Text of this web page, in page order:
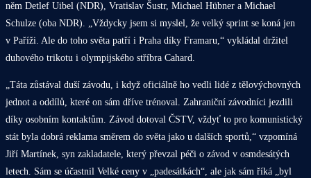
něm Detlef Uibel (NDR), Vratislav Šustr, Michael Hübner a Michael
Schulze (oba NDR). „Vždycky jsem si myslel, že velký sprint se koná jen
v Paříži. Ale do toho světa patří i Praha díky Framaru,“ vykládal držitel
duhového trikotu i olympijského stříbra Cahard.
„Táta zůstával duší závodu, i když oficiálně ho vedli lidé z tělovýchovných
jednot a oddílů, které on sám dříve trénoval. Zahraniční závodníci jezdili
díky osobním kontaktům. Závod dotoval ČSTV, vždyť to pro komunistický
stát byla dobrá reklama směrem do světa jako u dalších sportů,“ vzpomíná
Jiří Martínek, syn zakladatele, který převzal péči o závod v osmdesátých
letech. Sám se účastnil Velké ceny v „padesátkách“, ale jak sám říká „byl